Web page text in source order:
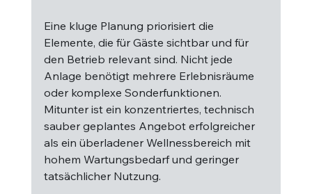
Eine kluge Planung priorisiert die
Elemente, die für Gäste sichtbar und für
den Betrieb relevant sind. Nicht jede
Anlage benötigt mehrere Erlebnisräume
oder komplexe Sonderfunktionen.
Mitunter ist ein konzentriertes, technisch
sauber geplantes Angebot erfolgreicher
als ein überladener Wellnessbereich mit
hohem Wartungsbedarf und geringer
tatsächlicher Nutzung.